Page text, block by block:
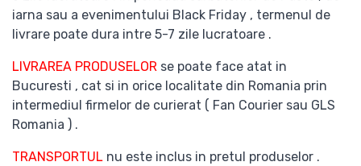
iarna sau a evenimentului Black Friday , termenul de
livrare poate dura intre 5-7 zile lucratoare .
LIVRAREA PRODUSELOR se poate face atat in
Bucuresti , cat si in orice localitate din Romania prin
intermediul firmelor de curierat ( Fan Courier sau GLS
Romania ) .
TRANSPORTUL nu este inclus in pretul produselor .